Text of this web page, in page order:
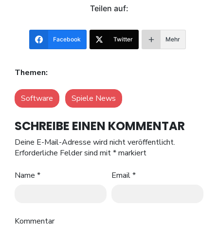
Teilen auf:
Facebook Twitter Mehr
Themen:
Software Spiele News
SCHREIBE EINEN KOMMENTAR
Deine E-Mail-Adresse wird nicht veröffentlicht.
Erforderliche Felder sind mit*markiert
Name * Email*
Kommentar